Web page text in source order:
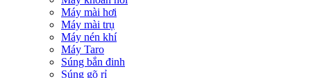
Máy mài hơi
Máy mài trụ
Máy nén khí
Máy Taro
Súng bắn đinh
Súng gõ rỉ